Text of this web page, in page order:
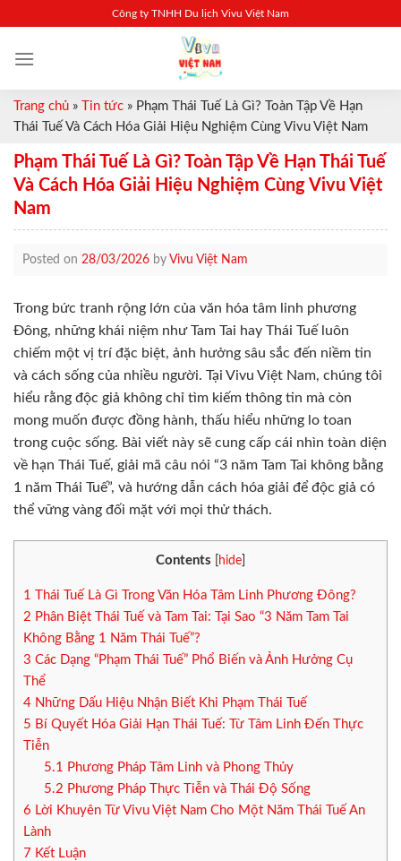
content
Công ty TNHH Du lịch Vivu Việt Nam
Trang chủ » Tin tức » Phạm Thái Tuế Là Gì? Toàn Tập Về Hạn
Thái Tuế Và Cách Hóa Giải Hiệu Nghiệm Cùng Vivu Việt Nam
Phạm Thái Tuế Là Gì? Toàn Tập Về Hạn Thái Tuế
Và Cách Hóa Giải Hiệu Nghiệm Cùng Vivu Việt
Nam
Posted on 28/03/2026 by Vivu Việt Nam
Trong bức tranh rộng lớn của văn hóa tâm linh phương
Đông, những khái niệm như Tam Tai hay Thái Tuế luôn
chiếm một vị trí đặc biệt, ảnh hưởng sâu sắc đến niềm tin
và cách sống của nhiều người. Tại Vivu Việt Nam, chúng tôi
hiểu rằng độc giả không chỉ tìm kiếm thông tin mà còn
mong muốn được đồng hành, thấu hiểu những lo toan
trong cuộc sống. Bài viết này sẽ cung cấp cái nhìn toàn diện
về hạn Thái Tuế, giải mã câu nói “3 năm Tam Tai không bằng
1 năm Thái Tuế”, và hướng dẫn cách hóa giải để độc giả có
thể vững vàng đối mặt với mọi thử thách.
Contents hide
1
Thái Tuế Là Gì Trong Văn Hóa Tâm Linh Phương Đông?
2 Phân Biệt Thái Tuế và Tam Tai: Tại Sao “3 Năm Tam Tai
Không Bằng 1 Năm Thái Tuế”?
3 Các Dạng “Phạm Thái Tuế” Phổ Biến và Ảnh Hưởng Cụ
Thể
4 Những Dấu Hiệu Nhận Biết Khi Phạm Thái Tuế
5 Bí Quyết Hóa Giải Hạn Thái Tuế: Từ Tâm Linh Đến Thực
Tiễn
5.1
Phương Pháp Tâm Linh và Phong Thủy
5.2 Phương Pháp Thực Tiễn và Thái Độ Sống
6 Lời Khuyên Từ Vivu Việt Nam Cho Một Năm Thái Tuế An
Lành
7 Kết Luận